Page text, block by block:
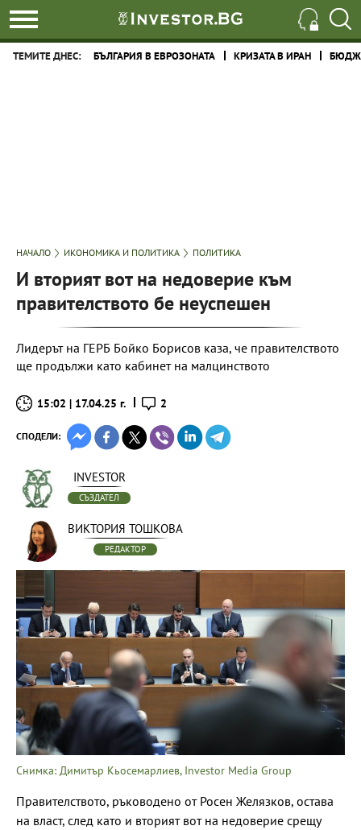
ТЕМИТЕ ДНЕС: БЪЛГАРИЯ В ЕВРОЗОНАТА КРИЗАТА В ИРАН
НАЧАЛО ИКОНОМИКА И ПОЛИТИКА ПОЛИТИКА
И вторият вот на недоверие към
правителството бе неуспешен
Лидерът на ГЕРБ Бойко Борисов каза, че правителството
ще продължи като кабинет на малцинството
15:02 | 17.04.25 г. 2
СПОДЕЛИ:
INVESTOR
СЪЗДАТЕЛ
ВИКТОРИЯ ТОШКОВА
РЕДАКТОР
Снимка: Димитър Кьосемарлиев, Investor Media Group
Правителството, ръководено от Росен Желязков, остава
на власт, след като и вторият вот на недоверие срещу